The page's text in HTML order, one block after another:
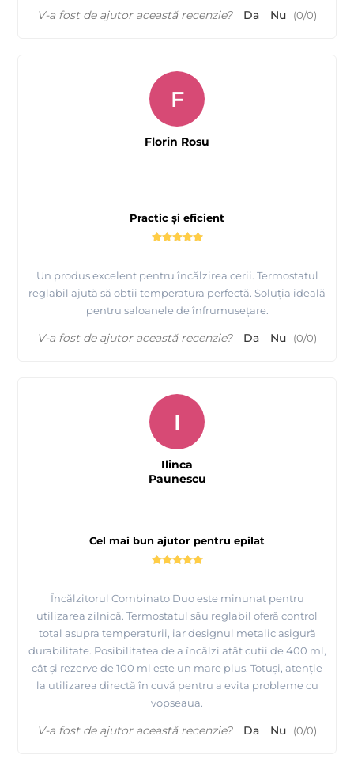
V-a fost de ajutor această recenzie? Da Nu (0/0)
Practic și eficient
Un produs excelent pentru încălzirea cerii. Termostatul
reglabil ajută să obții temperatura perfectă. Soluția ideală
pentru saloanele de înfrumusețare.
F
Florin Rosu
V-a fost de ajutor această recenzie? Da Nu (0/0)
Cel mai bun ajutor pentru epilat
Încălzitorul Combinato Duo este minunat pentru
utilizarea zilnică. Termostatul său reglabil oferă control
total asupra temperaturii, iar designul metalic asigură
durabilitate. Posibilitatea de a încălzi atât cutii de 400 ml,
cât și rezerve de 100 ml este un mare plus. Totuși, atenție
la utilizarea directă în cuvă pentru a evita probleme cu
vopseaua.
I
Ilinca
Paunescu
V-a fost de ajutor această recenzie? Da Nu (0/0)